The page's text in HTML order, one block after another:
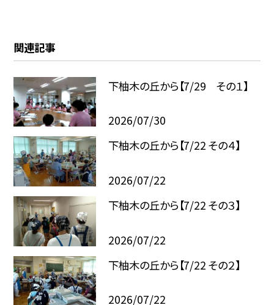
関連記事
下柚木の丘から【7/29 その１】
2026/07/30
下柚木の丘から【7/22 その４】
2026/07/22
下柚木の丘から【7/22 その３】
2026/07/22
下柚木の丘から【7/22 その２】
2026/07/22